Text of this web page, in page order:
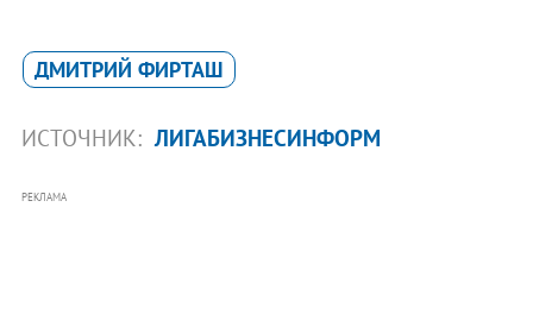
ДМИТРИЙ ФИРТАШ
ИСТОЧНИК: ЛИГАБИЗНЕСИНФОРМ
РЕКЛАМА